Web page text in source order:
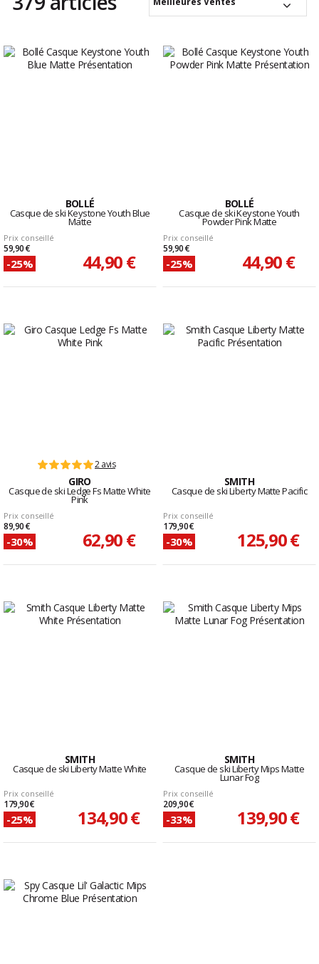
BOLLÉ
Casque de ski Keystone Youth Blue
Matte
Prix conseillé
59,90 €
-25% 44,90 €
BOLLÉ
Casque de ski Keystone Youth
Powder Pink Matte
Prix conseillé
59,90 €
-25% 44,90 €
2 avis
GIRO
Casque de ski Ledge Fs Matte White
Pink
Prix conseillé
89,90 €
-30% 62,90 €
SMITH
Casque de ski Liberty Matte Pacific
Prix conseillé
179,90 €
-30% 125,90 €
SMITH
Casque de ski Liberty Matte White
Prix conseillé
179,90 €
-25% 134,90 €
SMITH
Casque de ski Liberty Mips Matte
Lunar Fog
Prix conseillé
209,90 €
-33% 139,90 €